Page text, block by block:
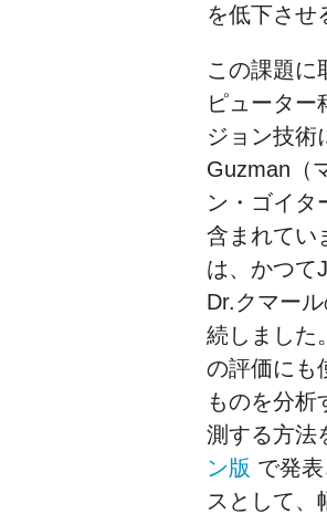
を低下させ
この課題に
ピューター
ジョン技術
Guzman（
ン・ゴイタ
含まれてい
は、かつて
Dr.クマー
続しました
の評価にも
ものを分析
測する方法
ン版 で発
スとして、